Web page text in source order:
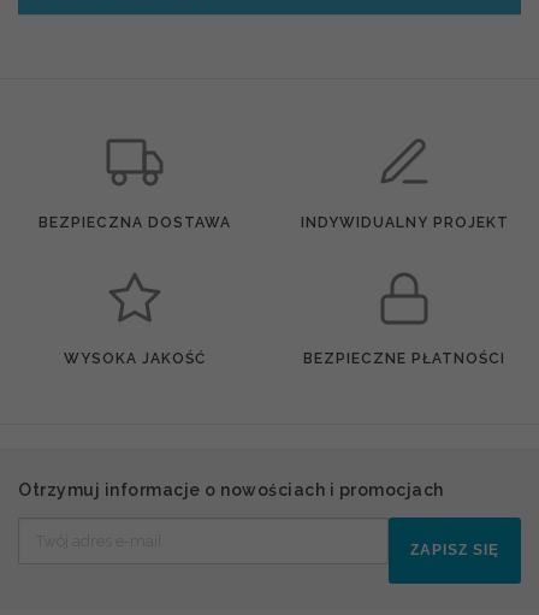
BEZPIECZNA DOSTAWA INDYWIDUALNY PROJEKT
WYSOKA JAKOŚĆ BEZPIECZNE PŁATNOŚCI
Otrzymuj informacje o nowościach i promocjach
ZAPISZ SIĘ